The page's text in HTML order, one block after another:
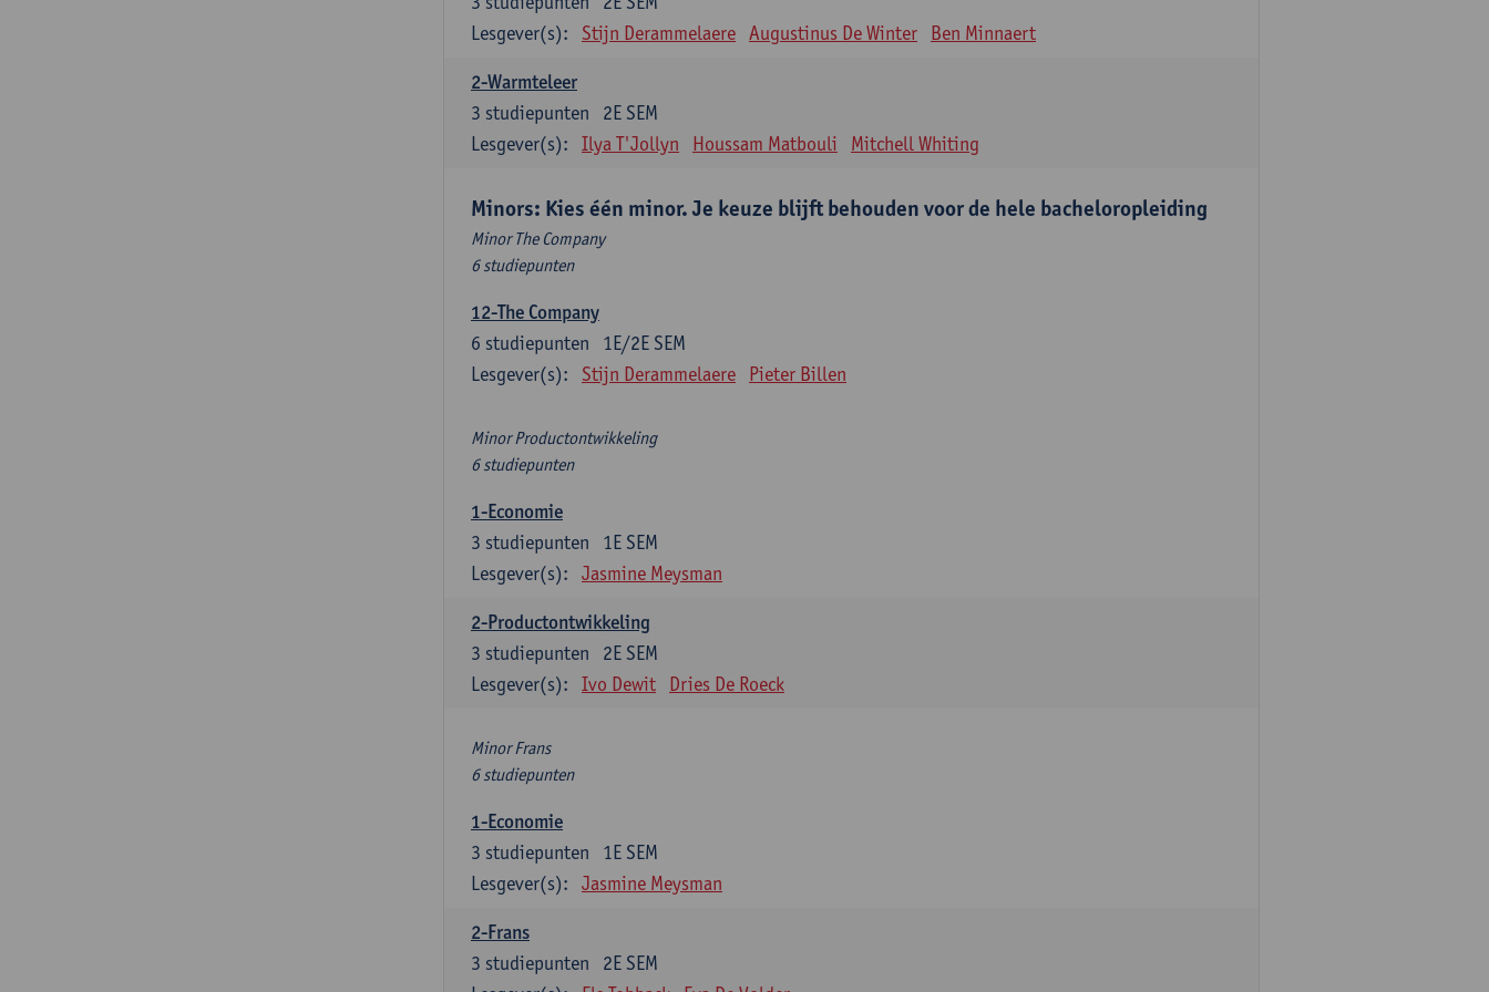
Lesgever(s):
Stijn Derammelaere Augustinus De Winter Ben Minnaert
2-Warmteleer
2E SEM
3 studiepunten
Lesgever(s):
Ilya T'Jollyn Houssam Matbouli Mitchell Whiting
Minors: Kies één minor. Je keuze blijft behouden voor de hele bacheloropleiding
Minor The Company
6 studiepunten
12-The Company
1E/2E SEM
6 studiepunten
Lesgever(s):
Stijn Derammelaere Pieter Billen
Minor Productontwikkeling
6 studiepunten
1-Economie
1E SEM
3 studiepunten
Lesgever(s):
Jasmine Meysman
2-Productontwikkeling
2E SEM
3 studiepunten
Lesgever(s):
Ivo Dewit Dries De Roeck
Minor Frans
6 studiepunten
1-Economie
1E SEM
3 studiepunten
Lesgever(s):
Jasmine Meysman
2-Frans
2E SEM
3 studiepunten